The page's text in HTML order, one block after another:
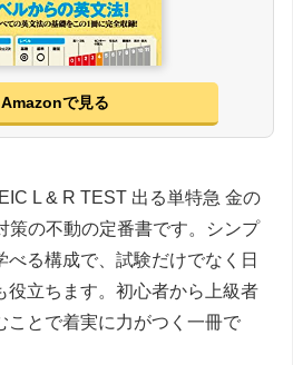
Amazonで見る
L & R TEST 出る単特急 金の
策の不動の定番書です。シンプ
べる構成で、試験だけでなく日
役立ちます。初心者から上級者
ことで着実に力がつく一冊で